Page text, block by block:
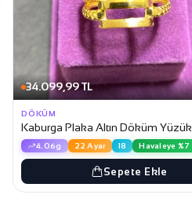
34.099,99 TL
DÖKÜM
Kaburga Plaka Altın Döküm Yüzük
4.06g 22 Ayar 18 Havaleye %7
Sepete Ekle